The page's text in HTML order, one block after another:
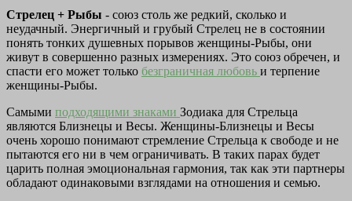
Стрелец + Рыбы - союз столь же редкий, сколько и
неудачный. Энергичный и грубый Стрелец не в состоянии
понять тонких душевных порывов женщины-Рыбы, они
живут в совершенно разных измерениях. Это союз обречен, и
спасти его может только безграничная любовь и терпение
женщины-Рыбы.
Самыми подходящими знаками Зодиака для Стрельца
являются Близнецы и Весы. Женщины-Близнецы и Весы
очень хорошо понимают стремление Стрельца к свободе и не
пытаются его ни в чем ограничивать. В таких парах будет
царить полная эмоциональная гармония, так как эти партнеры
обладают одинаковыми взглядами на отношения и семью.